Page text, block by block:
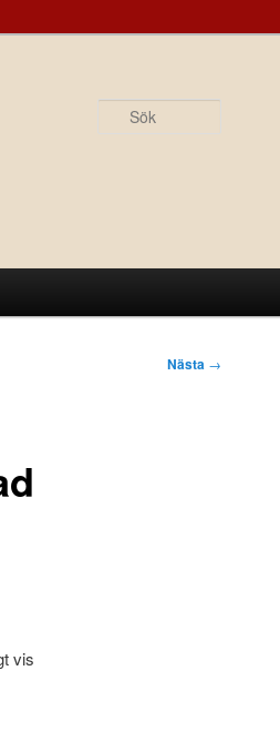
Nästa →
vis